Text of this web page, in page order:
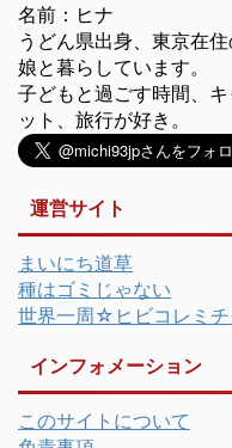
名前：ヒナ
うどん県出身、東京在
娘と暮らしています。
子どもと過ごす時間、
ット、旅行が好き。
運営サイト
まいにち道草
種はゴミじゃない
世界一周☆ヒビコレミチ
インフォメーション
このサイトについて